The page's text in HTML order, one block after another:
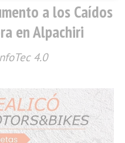
a los Caídos
en Alpachiri
4.0